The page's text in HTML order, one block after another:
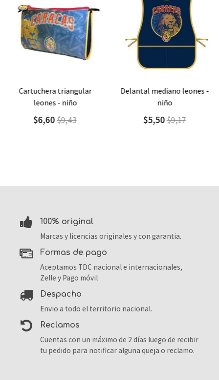
Agregar Detalle
cartuchera triangular
leones - niño
$6,60$9,43
Agregar Detalle
delantal mediano leones -
niño
$5,50$9,17
100% original
Marcas y licencias originales y con garantia.
formas de pago
Aceptamos TDC nacional e internacionales,
Zelle y Pago móvil
despacho
Envio a todo el territorio nacional.
reclamos
Cuentas con un máximo de 2 días luego de recibir
tu pedido para notificar alguna queja o reclamo.